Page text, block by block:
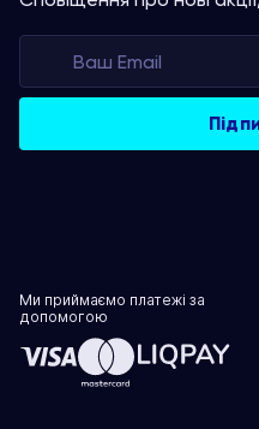
Ми приймаємо платежі за
допомогою